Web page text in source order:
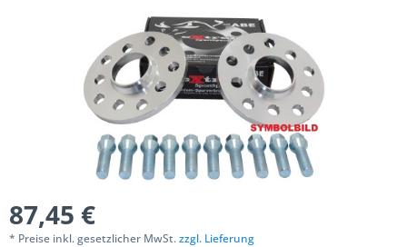
87,45 €
* Preise inkl. gesetzlicher MwSt.zzgl. Lieferung